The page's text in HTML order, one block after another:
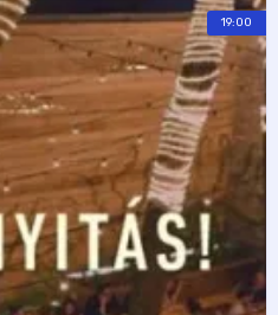
19:00